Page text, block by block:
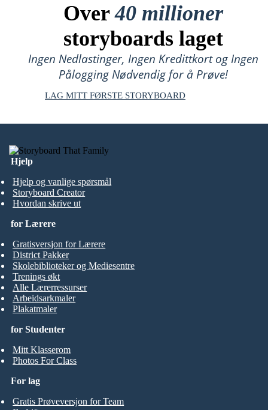
Over40 millioner
storyboards laget
Ingen Nedlastinger, Ingen Kredittkort og Ingen
Pålogging Nødvendig for å Prøve!
LAG MITT FØRSTE STORYBOARD
Hjelp
Hjelp og vanlige spørsmål
Storyboard Creator
Hvordan skrive ut
for Studenter
Mitt Klasserom
Photos For Class
for Lærere
Gratisversjon for Lærere
District Pakker
Skolebiblioteker og Mediesentre
Trenings økt
Alle Lærerressurser
Arbeidsarkmaler
Plakatmaler
For lag
Gratis Prøveversjon for Team